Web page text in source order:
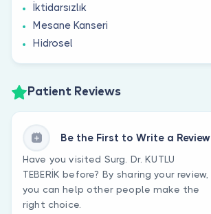
İktidarsızlık
Mesane Kanseri
Hidrosel
Patient Reviews
Be the First to Write a Review
Have you visited Surg. Dr. KUTLU
TEBERİK before? By sharing your review,
you can help other people make the
right choice.